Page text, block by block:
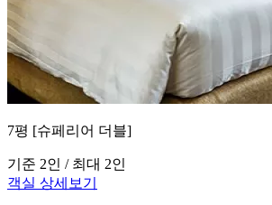
7평 [슈페리어 더블]
기준 2인 / 최대 2인
객실 상세보기